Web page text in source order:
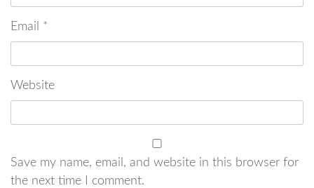
Email *
Website
Save my name, email, and website in this browser for
the next time I comment.